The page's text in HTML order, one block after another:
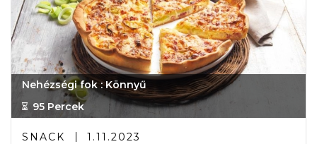
Nehézségi fok : Könnyű
95 Percek
SNACK 1.11.2023